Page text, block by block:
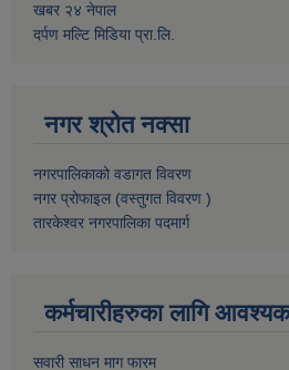
खबर २४ नेपाल
दर्पण मल्टि मिडिया प्रा.लि.
नगर श्रोत नक्सा
नगरपालिकाको वडागत विवरण
नगर प्रोफाइल (वस्तुगत विवरण )
तारकेश्वर नगरपालिका पदमार्ग
कर्मचारीहरुका लागि
सवारी साधन माग फारम